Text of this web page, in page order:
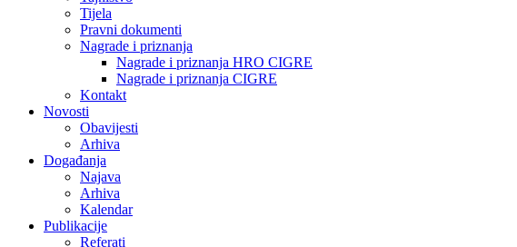
Tijela
Pravni dokumenti
Nagrade i priznanja
Nagrade i priznanja HRO CIGRE
Nagrade i priznanja CIGRE
Kontakt
Novosti
Obavijesti
Arhiva
Događanja
Najava
Arhiva
Kalendar
Publikacije
Referati